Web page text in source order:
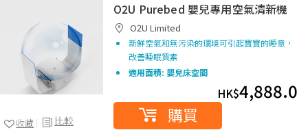
比較
收藏
O2U Purebed 嬰兒專用空氣清新機
O2U Limited
新鮮空氣和無污染的環境可引起寶寶的睡意，
改善睡眠質素
適用面積: 嬰兒床空間
HK$4,888.0
購買